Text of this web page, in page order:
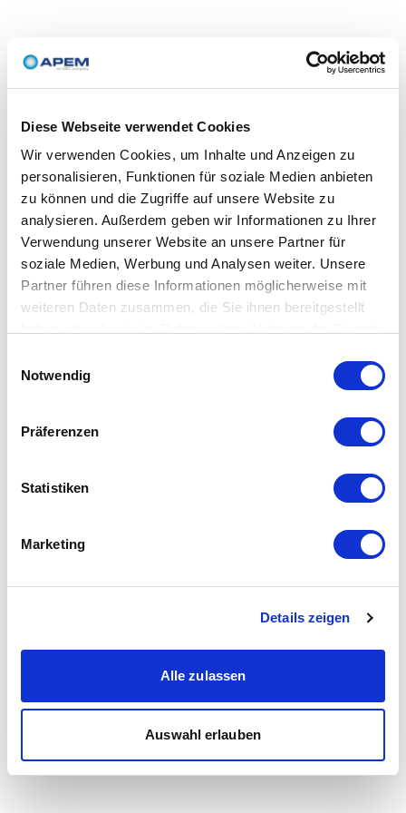
Diese Webseite verwendet Cookies
Wir verwenden Cookies, um Inhalte und Anzeigen zu
personalisieren, Funktionen für soziale Medien anbieten
zu können und die Zugriffe auf unsere Website zu
analysieren. Außerdem geben wir Informationen zu Ihrer
Verwendung unserer Website an unsere Partner für
soziale Medien, Werbung und Analysen weiter. Unsere
Partner führen diese Informationen möglicherweise mit
weiteren Daten zusammen, die Sie ihnen bereitgestellt
Notwendig
Präferenzen
Statistiken
Marketing
Details zeigen
Alle zulassen
Auswahl erlauben